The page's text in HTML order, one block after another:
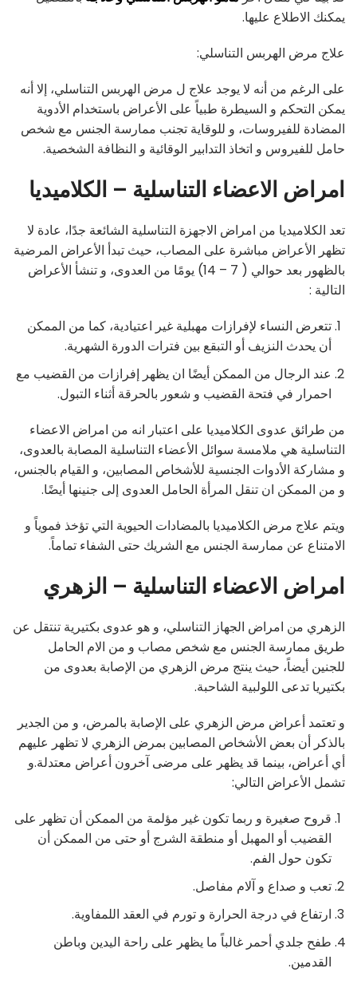
يمكنك الاطلاع عليها.
علاج مرض الهربس التناسلي:
على الرغم من أنه لا يوجد علاج ل مرض الهربس التناسلي، إلا أنه
يمكن التحكم و السيطرة طبياً على الأعراض باستخدام الأدوية
المضادة للفيروسات، و للوقاية تجنب ممارسة الجنس مع شخص
حامل للفيروس و اتخاذ التدابير الوقائية و النظافة الشخصية.
امراض الاعضاء التناسلية – الكلاميديا
تعد الكلاميديا ​​من امراض الاجهزة التناسلية الشائعة جدًا، عادة لا
تظهر الأعراض مباشرة على المصاب، حيث تبدأ الأعراض المرضية
بالظهور بعد حوالي ( 7 – 14) يومًا من العدوى، و تنشأ الأعراض
التالية :
تتعرض النساء لإفرازات مهبلية غير اعتيادية، كما من الممكن
أن يحدث النزيف أو التبقع بين فترات الدورة الشهرية.
عند الرجال من الممكن أيضًا ان يظهر إفرازات من القضيب مع
احمرار في فتحة القضيب و شعور بالحرقة أثناء التبول.
من طرائق عدوى الكلاميديا على اعتبار انه من امراض الاعضاء
التناسلية هي ملامسة سوائل الأعضاء التناسلية المصابة بالعدوى،
و مشاركة الأدوات الجنسية للأشخاص المصابين، و القيام بالجنس،
و من الممكن ان تنقل المرأة الحامل العدوى إلى جنينها أيضًا.
ويتم علاج مرض الكلاميديا بالمضادات الحيوية التي تؤخذ فموياً و
الامتناع عن ممارسة الجنس مع الشريك حتى الشفاء تماماً.
امراض الاعضاء التناسلية – الزهري
الزهري من امراض الجهاز التناسلي، و هو عدوى بكتيرية تنتقل عن
طريق ممارسة الجنس مع شخص مصاب و من الام الحامل
للجنين أيضاً، حيث ينتج مرض الزهري من الإصابة بعدوى من
بكتيريا تدعى اللولبية الشاحبة.
و تعتمد أعراض مرض الزهري على الإصابة بالمرض، و من الجدير
بالذكر أن بعض الأشخاص المصابين بمرض الزهري لا تظهر عليهم
أي أعراض، بينما قد يظهر على مرضى آخرون أعراض معتدلة.و
تشمل الأعراض التالي:
قروح صغيرة و ربما تكون غير مؤلمة من الممكن أن تظهر على
القضيب أو المهبل أو منطقة الشرج أو حتى من الممكن أن
تكون حول الفم.
تعب و صداع و آلام مفاصل.
ارتفاع في درجة الحرارة و تورم في العقد اللمفاوية.
طفح جلدي أحمر غالباً ما يظهر على راحة اليدين وباطن
القدمين.